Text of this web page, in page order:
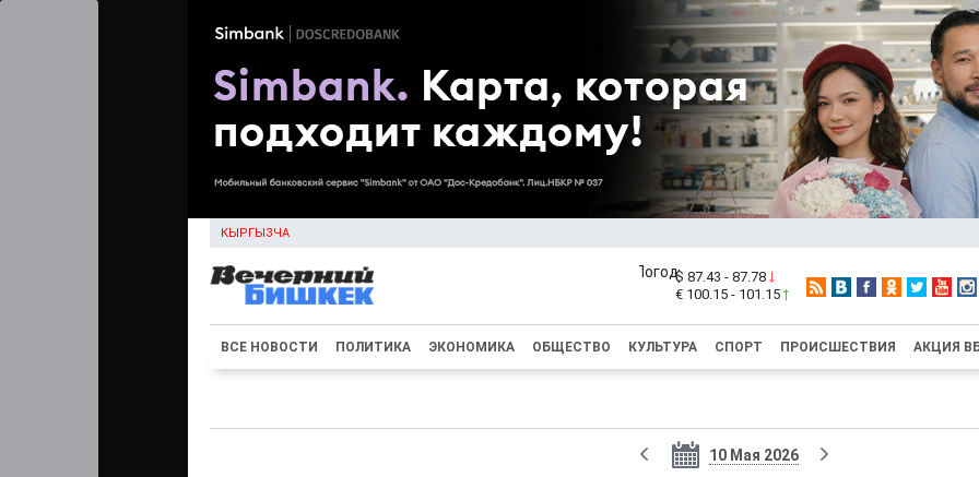
КЫРГЫЗЧА
$ 87.43 - 87.78
€ 100.15 - 101.15
ВСЕ НОВОСТИ ПОЛИТИКА ЭКОНОМИКА ОБЩЕСТВО КУЛЬТУРА СПОРТ ПРОИСШЕСТВИЯ АКЦИЯ
10 Мая 2026